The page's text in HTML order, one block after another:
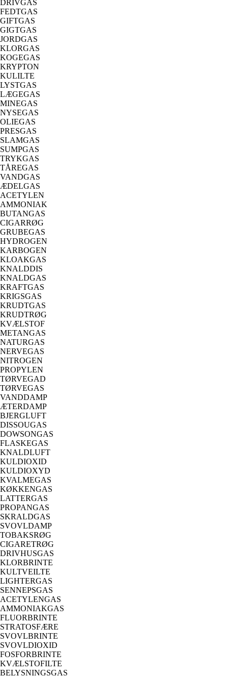
DRIVGAS
FEDTGAS
GIFTGAS
GIGTGAS
JORDGAS
KLORGAS
KOGEGAS
KRYPTON
KULILTE
LYSTGAS
LÆGEGAS
MINEGAS
NYSEGAS
OLIEGAS
PRESGAS
SLAMGAS
SUMPGAS
TRYKGAS
TÅREGAS
VANDGAS
ÆDELGAS
ACETYLEN
AMMONIAK
BUTANGAS
CIGARRØG
GRUBEGAS
HYDROGEN
KARBOGEN
KLOAKGAS
KNALDDIS
KNALDGAS
KRAFTGAS
KRIGSGAS
KRUDTGAS
KRUDTRØG
KVÆLSTOF
METANGAS
NATURGAS
NERVEGAS
NITROGEN
PROPYLEN
TØRVEGAD
TØRVEGAS
VANDDAMP
ÆTERDAMP
BJERGLUFT
DISSOUGAS
DOWSONGAS
FLASKEGAS
KNALDLUFT
KULDIOXID
KULDIOXYD
KVALMEGAS
KØKKENGAS
LATTERGAS
PROPANGAS
SKRALDGAS
SVOVLDAMP
TOBAKSRØG
CIGARETRØG
DRIVHUSGAS
KLORBRINTE
KULTVEILTE
LIGHTERGAS
SENNEPSGAS
ACETYLENGAS
AMMONIAKGAS
FLUORBRINTE
STRATOSFÆRE
SVOVLBRINTE
SVOVLDIOXID
FOSFORBRINTE
KVÆLSTOFILTE
BELYSNINGSGAS